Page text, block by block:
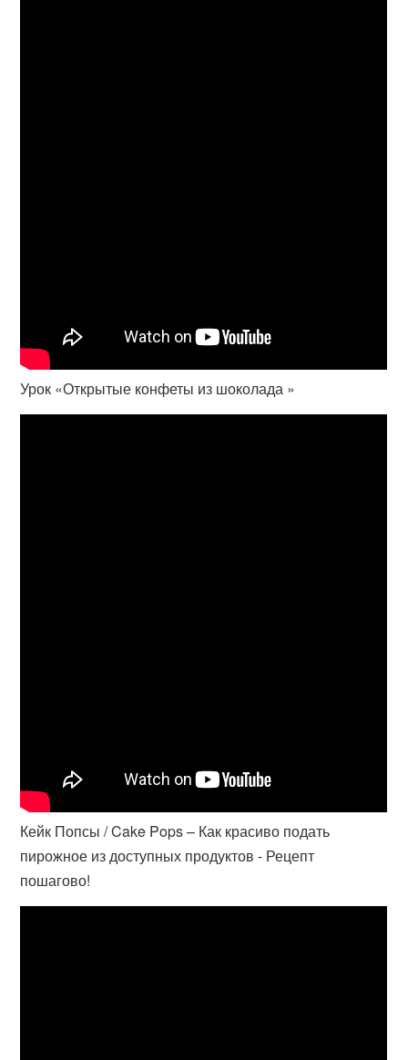
Урок «Открытые конфеты из шоколада »
Кейк Попсы / Cake Pops – Как красиво подать
пирожное из доступных продуктов - Рецепт
пошагово!